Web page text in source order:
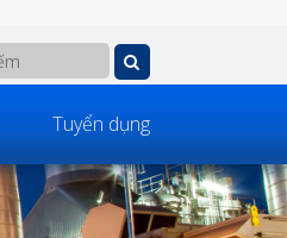
Tuyển dụng